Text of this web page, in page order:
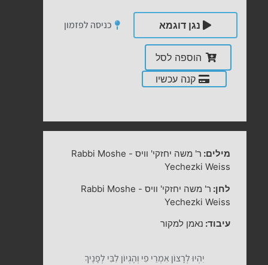
נגן דוגמא כניסה לפזמון
הוספה לסל
קנה עכשיו
מילים: ר' משה יחזקי' וויס -
Rabbi Moshe
Yechezki Weiss
לחן: ר' משה יחזקי' וויס -
Rabbi Moshe
Yechezki Weiss
עיבוד: נאמן למקור
יִהְיוּ לְרָצוֹן אִמְרֵי פִי וְהֶגְיוֹן לִבִּי לְפָנֶיךָ⁠